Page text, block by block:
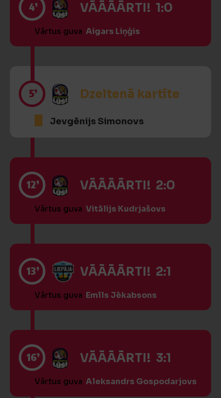
4’ VĀĀĀĀRTI! 1:0
Vārtus guva Aigars Liņģis
5’ Dzeltenā kartīte
Jevgēnijs Simonovs
12’ VĀĀĀĀRTI! 2:0
Vārtus guva Vitālijs Kudrjašovs
13’ VĀĀĀĀRTI! 2:1
Vārtus guva Emīls Jēkabsons
16’ VĀĀĀĀRTI! 3:1
Vārtus guva Aleksandrs Gospodarjovs